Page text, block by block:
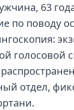
63
по поводу
голосовой
отдел,